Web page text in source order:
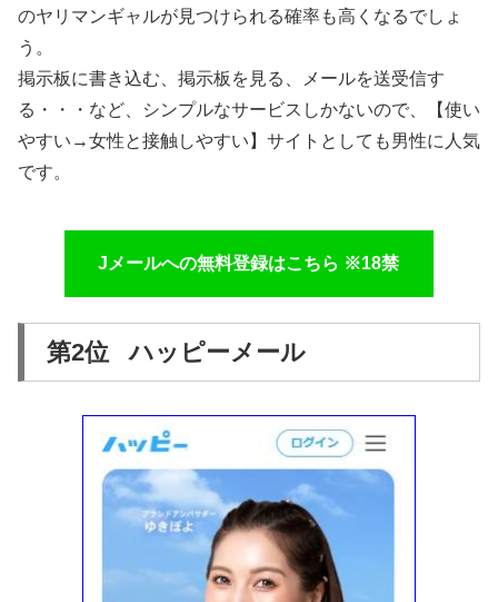
のヤリマンギャルが見つけられる確率も高くなるでしょ
う。
掲示板に書き込む、掲示板を見る、メールを送受信す
る・・・など、シンプルなサービスしかないので、【使い
やすい→女性と接触しやすい】サイトとしても男性に人気
です。
Jメールへの無料登録はこちら ※18禁
第2位 ハッピーメール